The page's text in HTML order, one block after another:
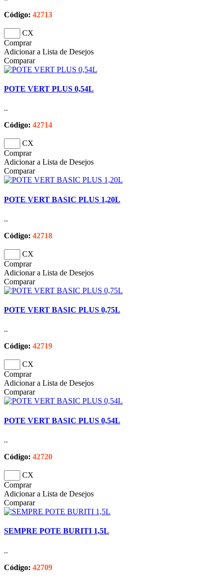
Código: 42713
CX
Comprar
Adicionar a Lista de Desejos
Comparar
POTE VERT PLUS 0,54L
..
Código: 42714
CX
Comprar
Adicionar a Lista de Desejos
Comparar
POTE VERT BASIC PLUS 1,20L
..
Código: 42718
CX
Comprar
Adicionar a Lista de Desejos
Comparar
POTE VERT BASIC PLUS 0,75L
..
Código: 42719
CX
Comprar
Adicionar a Lista de Desejos
Comparar
POTE VERT BASIC PLUS 0,54L
..
Código: 42720
CX
Comprar
Adicionar a Lista de Desejos
Comparar
SEMPRE POTE BURITI 1,5L
..
Código: 42709